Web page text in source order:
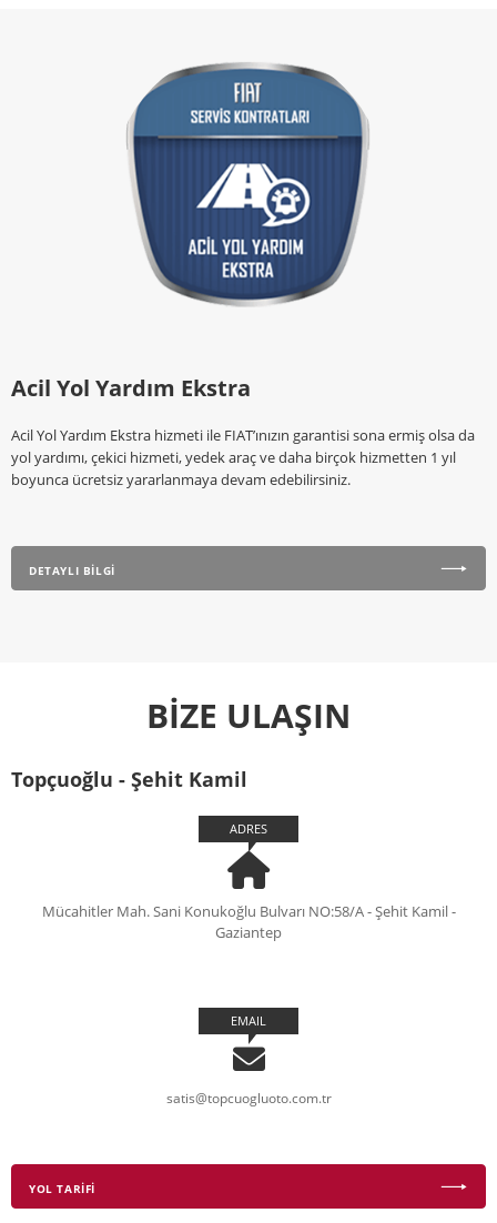
Acil Yol Yardım Ekstra
Acil Yol Yardım Ekstra hizmeti ile FIAT’ınızın garantisi sona ermiş olsa da
yol yardımı, çekici hizmeti, yedek araç ve daha birçok hizmetten 1 yıl
boyunca ücretsiz yararlanmaya devam edebilirsiniz.
DETAYLI BİLGİ
BİZE ULAŞIN
Topçuoğlu - Şehit Kamil
ADRES
Mücahitler Mah. Sani Konukoğlu Bulvarı NO:58/A - Şehit Kamil -
Gaziantep
EMAIL
satis@topcuogluoto.com.tr
YOL TARİFİ